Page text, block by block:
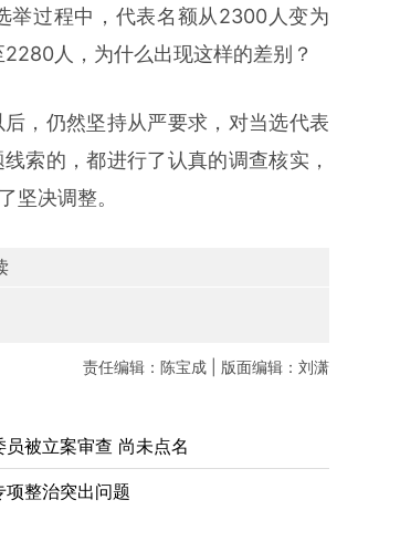
过程中，代表名额从2300人变为
人，为什么出现这样的差别？
，仍然坚持从严要求，对当选代表
索的，都进行了认真的调查核实，
坚决调整。
责任编辑：陈宝成 | 版面编辑：刘潇
被立案审查 尚未点名
整治突出问题